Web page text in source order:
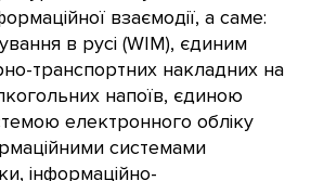
взаємодії, а саме:
в русі (WIM), єдиним
транспортних накладних на
напоїв, єдиною
електронного обліку
системами
інформаційно-